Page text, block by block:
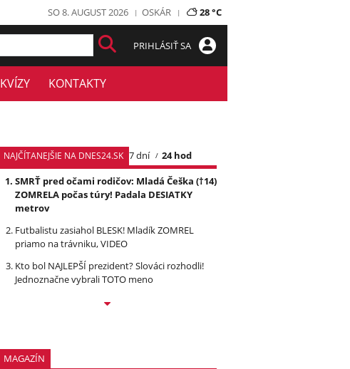
SO 8. AUGUST 2026 OSKÁR 28 °C
PRIHLÁSIŤ SA
KVÍZY KONTAKTY
NAJČÍTANEJŠIE NA DNES24.SK 7 dní
24 hod
SMRŤ pred očami rodičov: Mladá Češka (†14)
ZOMRELA počas túry! Padala DESIATKY
metrov
Futbalistu zasiahol BLESK! Mladík ZOMREL
priamo na trávniku, VIDEO
Kto bol NAJLEPŠÍ prezident? Slováci rozhodli!
Jednoznačne vybrali TOTO meno
MAGAZÍN